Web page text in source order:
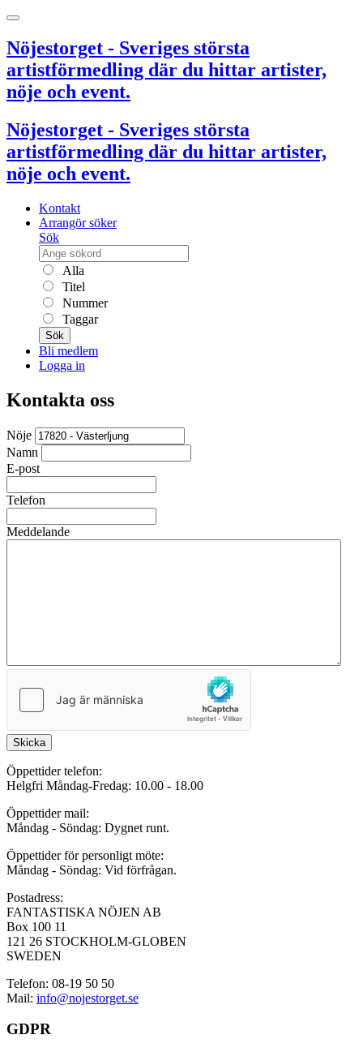
Nöjestorget - Sveriges största
artistförmedling där du hittar artister,
nöje och event.
Nöjestorget - Sveriges största
artistförmedling där du hittar artister,
nöje och event.
Kontakt
Arrangör söker
Sök
Alla
Titel
Nummer
Taggar
Sök
Bli medlem
Logga in
Kontakta oss
Nöje
Namn
E-post
Telefon
Meddelande
Skicka
Öppettider telefon:
Helgfri Måndag-Fredag: 10.00 - 18.00
Öppettider mail:
Måndag - Söndag: Dygnet runt.
Öppettider för personligt möte:
Måndag - Söndag: Vid förfrågan.
Postadress:
FANTASTISKA NÖJEN AB
Box 100 11
121 26 STOCKHOLM-GLOBEN
SWEDEN
Telefon: 08-19 50 50
Mail: info@nojestorget.se
GDPR